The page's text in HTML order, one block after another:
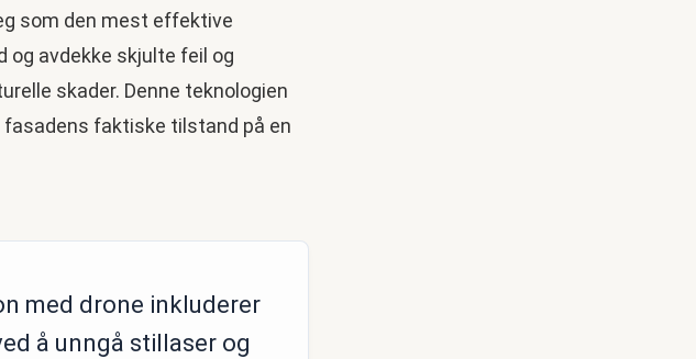
som den mest effektive
avdekke skjulte feil og
skader. Denne teknologien
faktiske tilstand på en
med drone inkluderer
å unngå stillaser og